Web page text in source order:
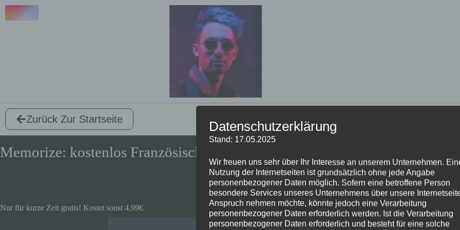
Zurück Zur Startseite
Memorize: kostenlos Französisch lernen
Nur für kurze Zeit gratis! Kostet sonst 4,99€
Datenschutzerklärung
Stand: 17.05.2025
Wir freuen uns sehr über Ihr Interesse an unserem Unternehmen.
Nutzung der Internetseiten ist grundsätzlich ohne jede Angabe
personenbezogener Daten möglich. Sofern eine betroffene Person
besondere Services unseres Unternehmens über unsere
Anspruch nehmen möchte, könnte jedoch eine Verarbeitung
personenbezogener Daten erforderlich werden. Ist die Verarbeitung
personenbezogener Daten erforderlich und besteht für eine solche